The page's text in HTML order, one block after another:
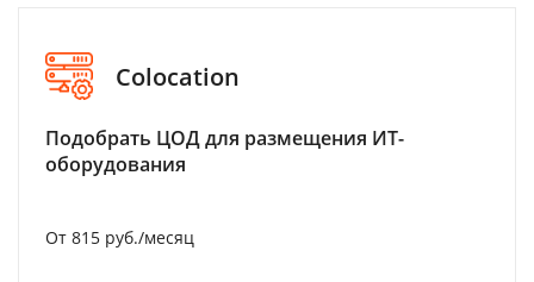
Colocation
Подобрать ЦОД для размещения ИТ-
оборудования
От 815 руб./месяц